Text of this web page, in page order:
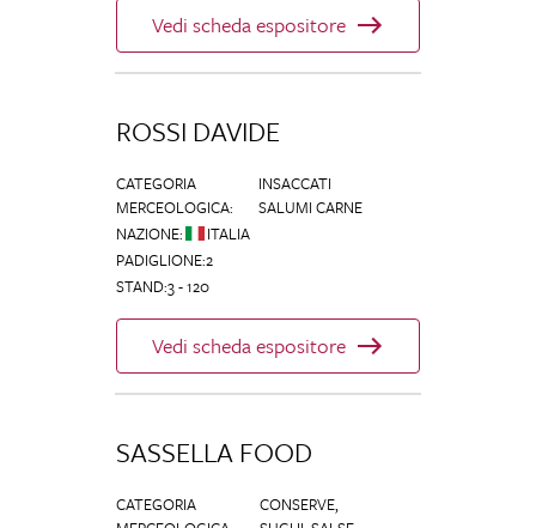
Vedi scheda espositore
ROSSI DAVIDE
CATEGORIA
MERCEOLOGICA:
INSACCATI
SALUMI CARNE
NAZIONE:
ITALIA
PADIGLIONE:2
STAND:3 - 120
Vedi scheda espositore
SASSELLA FOOD
CATEGORIA
CONSERVE,